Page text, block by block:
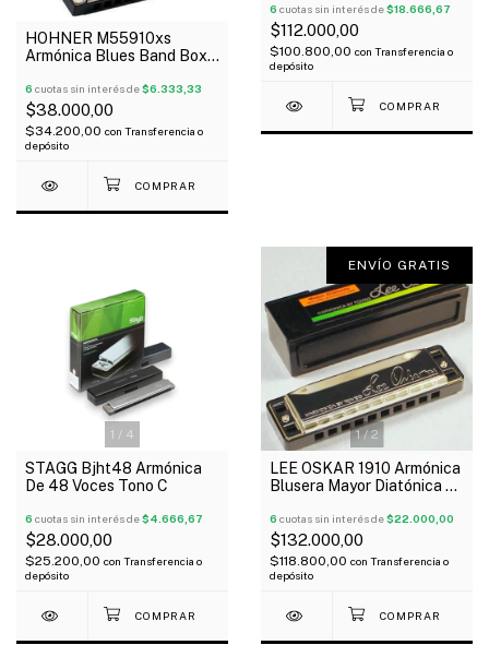
HOHNER M55910xs
Armónica Blues Band Box
6 cuotas sin interés de$6.333,33
$38.000,00
$34.200,00 con Transferencia o
depósito
Alemania
6 cuotas sin interés de$18.666,67
$112.000,00
$100.800,00 con Transferencia o
depósito
1 / 4
STAGG Bjht48 Armónica
De 48 Voces Tono C
6 cuotas sin interés de$4.666,67
$28.000,00
$25.200,00 con Transferencia o
depósito
1/2
ENVÍO GRATIS
LEE OSKAR 1910 Armónica
Blusera Mayor Diatónica B
6 cuotas sin interés de$22.000,00
$132.000,00
$118.800,00 con Transferencia o
depósito